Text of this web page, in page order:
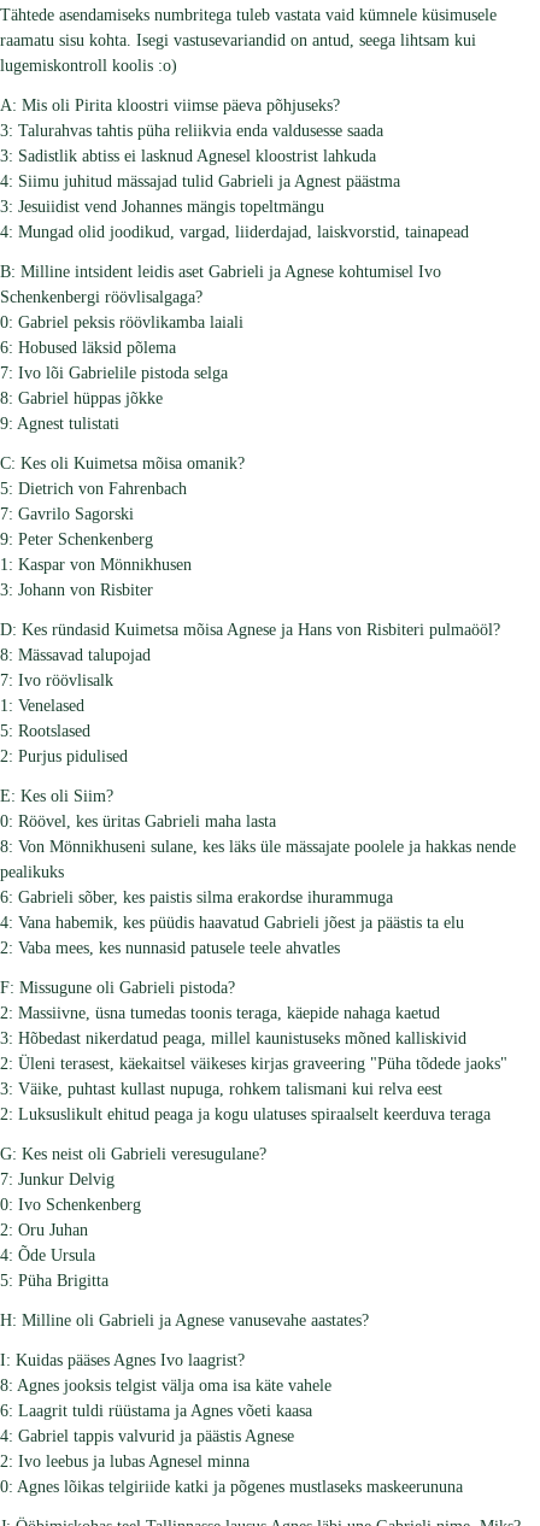
Tähtede asendamiseks numbritega tuleb vastata vaid kümnele küsimusele
raamatu sisu kohta. Isegi vastusevariandid on antud, seega lihtsam kui
lugemiskontroll koolis :o)
A: Mis oli Pirita kloostri viimse päeva põhjuseks?
3: Talurahvas tahtis püha reliikvia enda valdusesse saada
3: Sadistlik abtiss ei lasknud Agnesel kloostrist lahkuda
4: Siimu juhitud mässajad tulid Gabrieli ja Agnest päästma
3: Jesuiidist vend Johannes mängis topeltmängu
4: Mungad olid joodikud, vargad, liiderdajad, laiskvorstid, tainapead
B: Milline intsident leidis aset Gabrieli ja Agnese kohtumisel Ivo
Schenkenbergi röövlisalgaga?
0: Gabriel peksis röövlikamba laiali
6: Hobused läksid põlema
7: Ivo lõi Gabrielile pistoda selga
8: Gabriel hüppas jõkke
9: Agnest tulistati
C: Kes oli Kuimetsa mõisa omanik?
5: Dietrich von Fahrenbach
7: Gavrilo Sagorski
9: Peter Schenkenberg
1: Kaspar von Mönnikhusen
3: Johann von Risbiter
D: Kes ründasid Kuimetsa mõisa Agnese ja Hans von Risbiteri pulmaööl?
8: Mässavad talupojad
7: Ivo röövlisalk
1: Venelased
5: Rootslased
2: Purjus pidulised
E: Kes oli Siim?
0: Röövel, kes üritas Gabrieli maha lasta
8: Von Mönnikhuseni sulane, kes läks üle mässajate poolele ja hakkas nende
pealikuks
6: Gabrieli sõber, kes paistis silma erakordse ihurammuga
4: Vana habemik, kes püüdis haavatud Gabrieli jõest ja päästis ta elu
2: Vaba mees, kes nunnasid patusele teele ahvatles
F: Missugune oli Gabrieli pistoda?
2: Massiivne, üsna tumedas toonis teraga, käepide nahaga kaetud
3: Hõbedast nikerdatud peaga, millel kaunistuseks mõned kalliskivid
2: Üleni terasest, käekaitsel väikeses kirjas graveering "Püha tõdede jaoks"
3: Väike, puhtast kullast nupuga, rohkem talismani kui relva eest
2: Luksuslikult ehitud peaga ja kogu ulatuses spiraalselt keerduva teraga
G: Kes neist oli Gabrieli veresugulane?
7: Junkur Delvig
0: Ivo Schenkenberg
2: Oru Juhan
4: Õde Ursula
5: Püha Brigitta
H: Milline oli Gabrieli ja Agnese vanusevahe aastates?
I: Kuidas pääses Agnes Ivo laagrist?
8: Agnes jooksis telgist välja oma isa käte vahele
6: Laagrit tuldi rüüstama ja Agnes võeti kaasa
4: Gabriel tappis valvurid ja päästis Agnese
2: Ivo leebus ja lubas Agnesel minna
0: Agnes lõikas telgiriide katki ja põgenes mustlaseks maskeerununa